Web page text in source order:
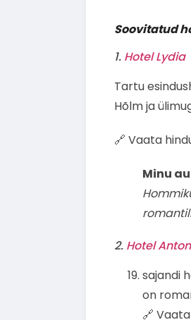
Soovitatud
1. Hotel Lydia
Tartu
Hõlm ja
🔗 Vaata
Minu
2. Hotel
sajandi
on
🔗